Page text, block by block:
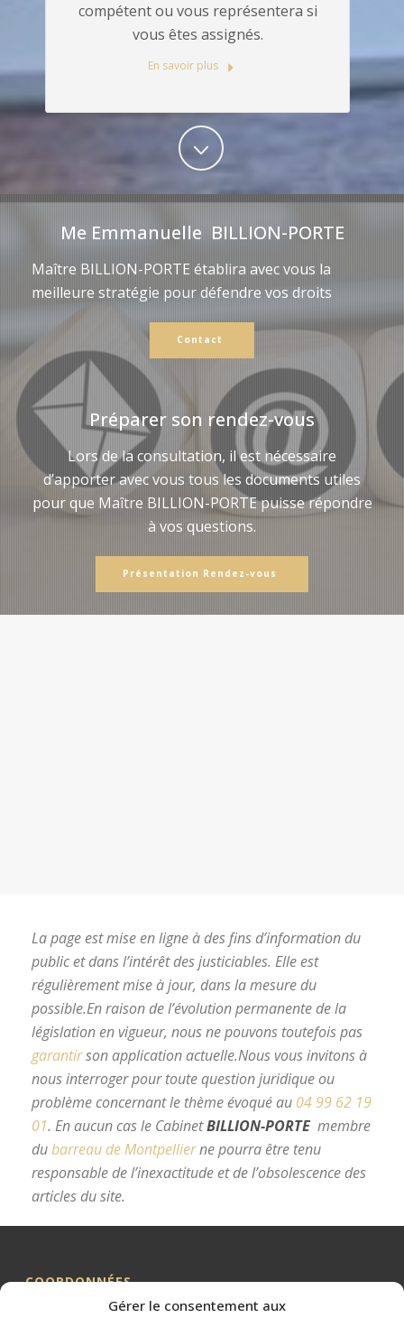
Gérer le consentement aux
compétent ou vous représentera si
vous êtes assignés.
En savoir plus
Me Emmanuelle BILLION-PORTE
Maître BILLION-PORTE établira avec vous la
meilleure stratégie pour défendre vos droits
Contact
Préparer son rendez-vous
Lors de la consultation, il est nécessaire
d’apporter avec vous tous les documents utiles
pour que Maître BILLION-PORTE puisse répondre
à vos questions.
Présentation Rendez-vous
La page est mise en ligne à des fins d’information du
public et dans l’intérêt des justiciables. Elle est
régulièrement mise à jour, dans la mesure du
possible.En raison de l’évolution permanente de la
législation en vigueur, nous ne pouvons toutefois pas
garantirson application actuelle.Nous vous invitons à
nous interroger pour toute question juridique ou
problème concernant le thème évoqué au 04 99 62 19
01. En aucun cas le CabinetBILLION-PORTE membre
dubarreau de Montpellierne pourra être tenu
responsable de l’inexactitude et de l’obsolescence des
articles du site.
COORDONNÉES
Me BILLION-PORTE